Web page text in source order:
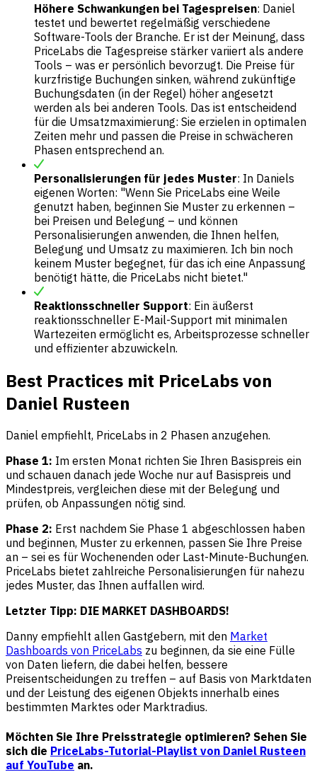
Höhere Schwankungen bei Tagespreisen: Daniel
testet und bewertet regelmäßig verschiedene
Software-Tools der Branche. Er ist der Meinung, dass
PriceLabs die Tagespreise stärker variiert als andere
Tools – was er persönlich bevorzugt. Die Preise für
kurzfristige Buchungen sinken, während zukünftige
Buchungsdaten (in der Regel) höher angesetzt
werden als bei anderen Tools. Das ist entscheidend
für die Umsatzmaximierung: Sie erzielen in optimalen
Zeiten mehr und passen die Preise in schwächeren
Phasen entsprechend an.
Personalisierungen für jedes Muster: In Daniels
eigenen Worten: "Wenn Sie PriceLabs eine Weile
genutzt haben, beginnen Sie Muster zu erkennen –
bei Preisen und Belegung – und können
Personalisierungen anwenden, die Ihnen helfen,
Belegung und Umsatz zu maximieren. Ich bin noch
keinem Muster begegnet, für das ich eine Anpassung
benötigt hätte, die PriceLabs nicht bietet."
Reaktionsschneller Support: Ein äußerst
reaktionsschneller E-Mail-Support mit minimalen
Wartezeiten ermöglicht es, Arbeitsprozesse schneller
und effizienter abzuwickeln.
Best Practices mit PriceLabs von
Daniel Rusteen
Daniel empfiehlt, PriceLabs in 2 Phasen anzugehen.
Phase 1: Im ersten Monat richten Sie Ihren Basispreis ein
und schauen danach jede Woche nur auf Basispreis und
Mindestpreis, vergleichen diese mit der Belegung und
prüfen, ob Anpassungen nötig sind.
Phase 2: Erst nachdem Sie Phase 1 abgeschlossen haben
und beginnen, Muster zu erkennen, passen Sie Ihre Preise
an – sei es für Wochenenden oder Last-Minute-Buchungen.
PriceLabs bietet zahlreiche Personalisierungen für nahezu
jedes Muster, das Ihnen auffallen wird.
Letzter Tipp: DIE MARKET DASHBOARDS!
Danny empfiehlt allen Gastgebern, mit den Market
Dashboards von PriceLabs zu beginnen, da sie eine Fülle
von Daten liefern, die dabei helfen, bessere
Preisentscheidungen zu treffen – auf Basis von Marktdaten
und der Leistung des eigenen Objekts innerhalb eines
bestimmten Marktes oder Marktradius.
Möchten Sie Ihre Preisstrategie optimieren? Sehen Sie
sich die PriceLabs-Tutorial-Playlist von Daniel Rusteen
auf YouTube an.